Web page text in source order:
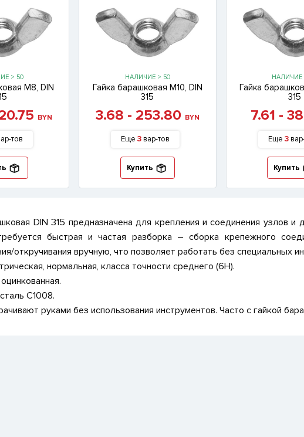
> 50
М8, DIN
BYN
тов
НАЛИЧИЕ > 50
Гайка барашковая М10, DIN
315
3.68 - 253.80 BYN
Еще 3 вар-тов
Купить
НАЛИЧИЕ
Гайка
315
7.61 -
Еще 3
Купить
DIN 315 предназначена для крепления и соединения узлов и
быстрая и частая разборка – сборка крепежного
откручивания вручную, что позволяет работать без специальных
нормальная, класса точности среднего (6Н).
оцинкованная.
сталь С1008.
руками без использования инструментов. Часто с гайкой